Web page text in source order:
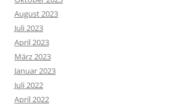
August 2023
Juli 2023
April 2023
März 2023
Januar 2023
Juli 2022
April 2022